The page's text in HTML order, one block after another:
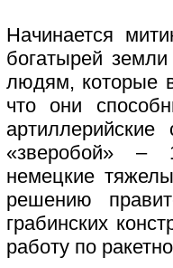
Начинается
богатырей
людям, которые
что они
«зверобой» –
немецкие
решению
грабинских
работу по